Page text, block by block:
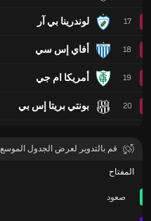
17 لوندرينا بي آر
18 أفاي إس سي
19 أمريكا ام جي
20 بونتي بريتا إس بي
قم بالتدوير لعرض الجدول الموسع
المفتاح
صعود